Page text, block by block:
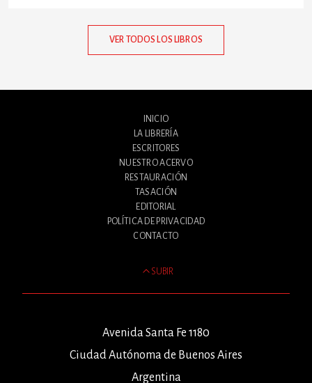
VER TODOS LOS LIBROS
INICIO
LA LIBRERÍA
ESCRITORES
NUESTRO ACERVO
RESTAURACIÓN
TASACIÓN
EDITORIAL
POLÍTICA DE PRIVACIDAD
CONTACTO
SUBIR
Avenida Santa Fe 1180
Ciudad Autónoma de Buenos Aires
Argentina